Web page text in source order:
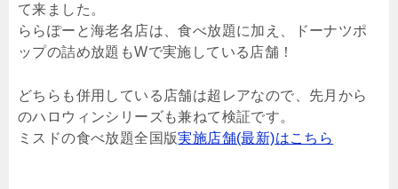
て来ました。
ららぽーと海老名店は、食べ放題に加え、ドーナツポ
ップの詰め放題もWで実施している店舗！
どちらも併用している店舗は超レアなので、先月から
のハロウィンシリーズも兼ねて検証です。
ミスドの食べ放題全国版実施店舗(最新)はこちら